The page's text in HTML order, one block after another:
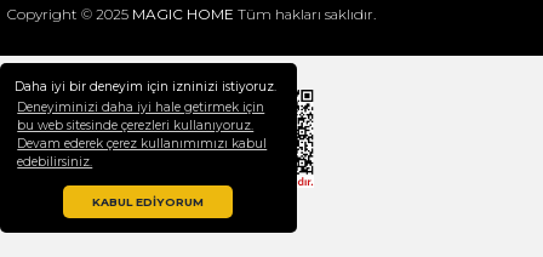
Daha iyi bir deneyim için izninizi istiyoruz.
Deneyiminizi daha iyi hale getirmek için
bu web sitesinde çerezleri kullanıyoruz.
Devam ederek çerez kullanımımızı kabul
edebilirsiniz.
KABUL EDİYORUM
Selim Dekor Chain 15x20 Çerçeve Vizon
1.595,00 TL
Copyright © 2025 MAGIC HOME Tüm hakları saklıdır.